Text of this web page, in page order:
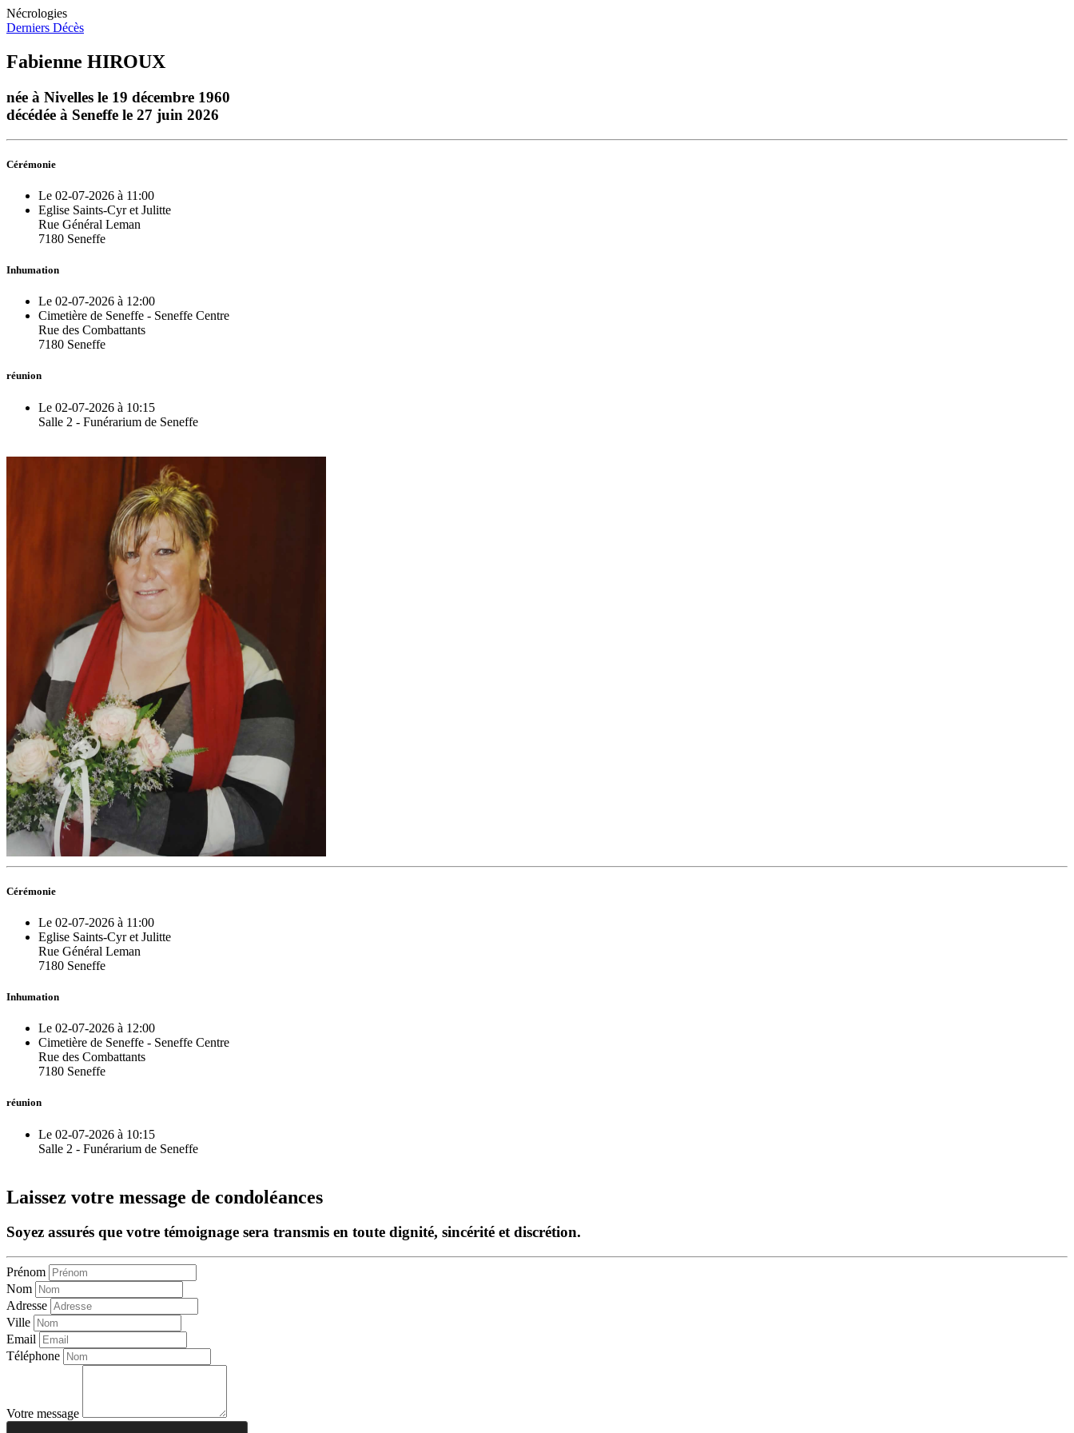
Nécrologies
Derniers Décès
Fabienne HIROUX
née à Nivelles le 19 décembre 1960
décédée à Seneffe le 27 juin 2026
Cérémonie
Le 02-07-2026 à 11:00
Eglise Saints-Cyr et Julitte
Rue Général Leman
7180 Seneffe
Inhumation
Le 02-07-2026 à 12:00
Cimetière de Seneffe - Seneffe Centre
Rue des Combattants
7180 Seneffe
réunion
Le 02-07-2026 à 10:15
Salle 2 - Funérarium de Seneffe
Cérémonie
Le 02-07-2026 à 11:00
Eglise Saints-Cyr et Julitte
Rue Général Leman
7180 Seneffe
Inhumation
Le 02-07-2026 à 12:00
Cimetière de Seneffe - Seneffe Centre
Rue des Combattants
7180 Seneffe
réunion
Le 02-07-2026 à 10:15
Salle 2 - Funérarium de Seneffe
Laissez votre message de condoléances
Soyez assurés que votre témoignage sera transmis en toute dignité, sincérité et discrétion.
Prénom
Nom
Adresse
Ville
Email
Téléphone
Votre message